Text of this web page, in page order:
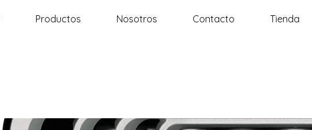
Productos Nosotros Contacto Tienda